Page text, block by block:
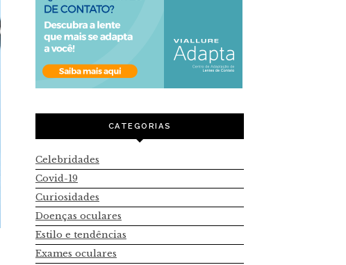
CATEGORIAS
Celebridades
Covid-19
Curiosidades
Doenças oculares
Estilo e tendências
Exames oculares